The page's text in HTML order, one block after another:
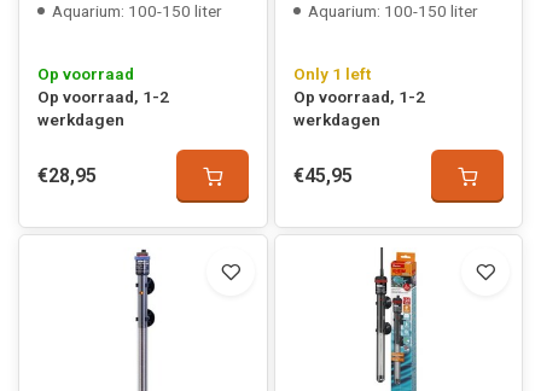
Aquarium: 100-150 liter
Op voorraad
Op voorraad, 1-2
werkdagen
€28,95
Aquarium: 100-150 liter
Only 1 left
Op voorraad, 1-2
werkdagen
€45,95